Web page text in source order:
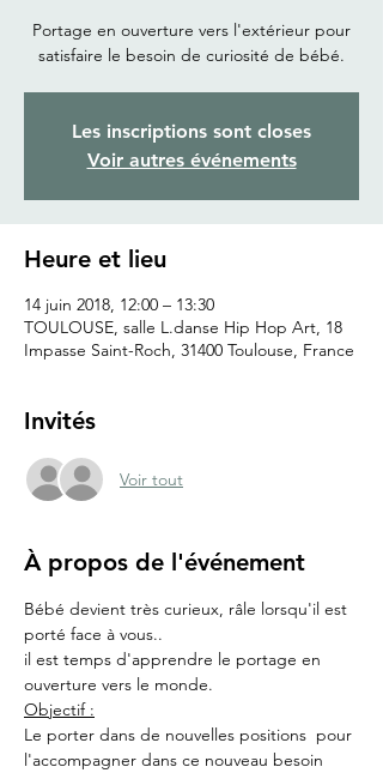
Portage en ouverture vers l'extérieur pour
satisfaire le besoin de curiosité de bébé.
Les inscriptions sont closes
Voir autres événements
Heure et lieu
14 juin 2018, 12:00 – 13:30
TOULOUSE, salle L.danse Hip Hop Art, 18
Impasse Saint-Roch, 31400 Toulouse, France
Invités
Voir tout
À propos de l'événement
Bébé devient très curieux, râle lorsqu'il est
porté face à vous..
il est temps d'apprendre le portage en
ouverture vers le monde.
Objectif :
Le porter dans de nouvelles positions  pour
l'accompagner dans ce nouveau besoin